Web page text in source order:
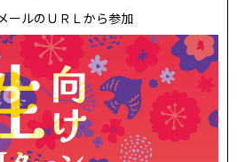
ルのＵＲＬから参加